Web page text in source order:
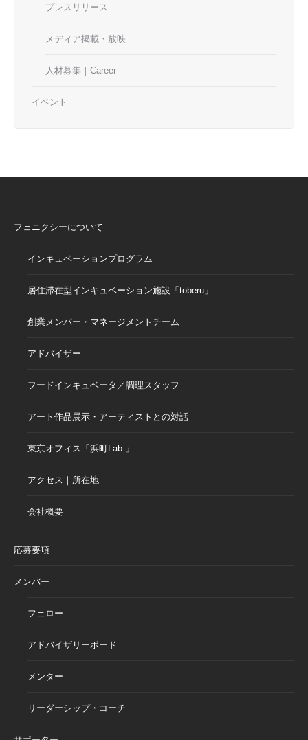
プレスリリース
メディア掲載・放映
人材募集｜Career
イベント
フェニクシーについて
インキュベーションプログラム
居住滞在型インキュベーション施設「toberu」
創業メンバー・マネージメントチーム
アドバイザー
フードインキュベータ／調理スタッフ
アート作品展示・アーティストとの対話
東京オフィス「浜町Lab.」
アクセス｜所在地
会社概要
応募要項
メンバー
フェロー
アドバイザリーボード
メンター
リーダーシップ・コーチ